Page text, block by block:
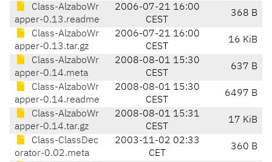
Class-AlzaboWr
apper-0.13.readme
2006-07-21 16:00
CEST
368 B
Class-AlzaboWr
apper-0.13.tar.gz
2006-07-21 16:00
CEST
16 KiB
Class-AlzaboWr
apper-0.14.meta
2008-08-01 15:30
CEST
637 B
Class-AlzaboWr
apper-0.14.readme
2008-08-01 15:30
CEST
6497 B
Class-AlzaboWr
apper-0.14.tar.gz
2008-08-01 15:31
CEST
17 KiB
Class-ClassDec
orator-0.02.meta
2003-11-02 02:33
CET
360 B